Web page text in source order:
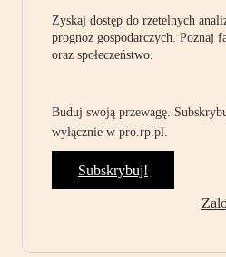
Zyskaj dostęp do rzetelnych
prognoz gospodarczych. Poznaj
oraz społeczeństwo.
Buduj swoją przewagę.
wyłącznie w pro.rp.pl.
Subskrybuj!